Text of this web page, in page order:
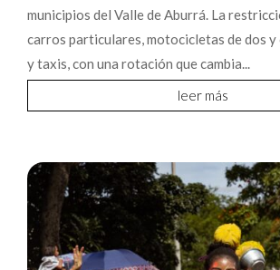
municipios del Valle de Aburrá. La
carros particulares, motocicletas de dos
y taxis, con una rotación que cambia...
leer más